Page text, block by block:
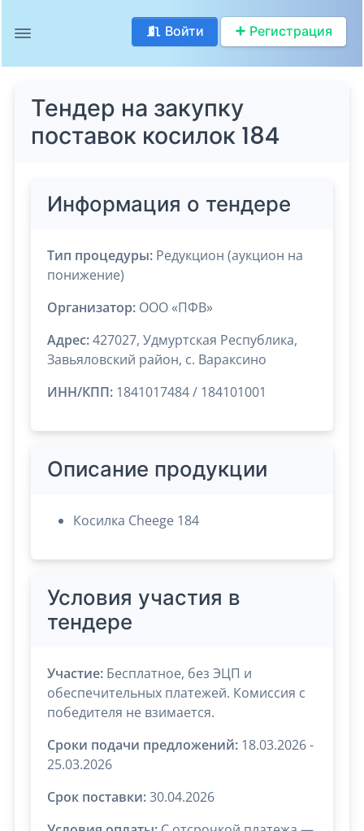
Войти Регистрация
Тендер на закупку
поставок косилок 184
Информация о тендере
Тип процедуры: Редукцион (аукцион на
понижение)
Организатор: ООО «ПФВ»
Адрес:427027, Удмуртская Республика,
Завьяловский район, с. Вараксино
ИНН/КПП: 1841017484 / 184101001
Описание продукции
Косилка Cheege 184
Условия участия в
тендере
Участие: Бесплатное, без ЭЦП и
обеспечительных платежей. Комиссия с
победителя не взимается.
Сроки подачи предложений: 18.03.2026 -
25.03.2026
Срок поставки:30.04.2026